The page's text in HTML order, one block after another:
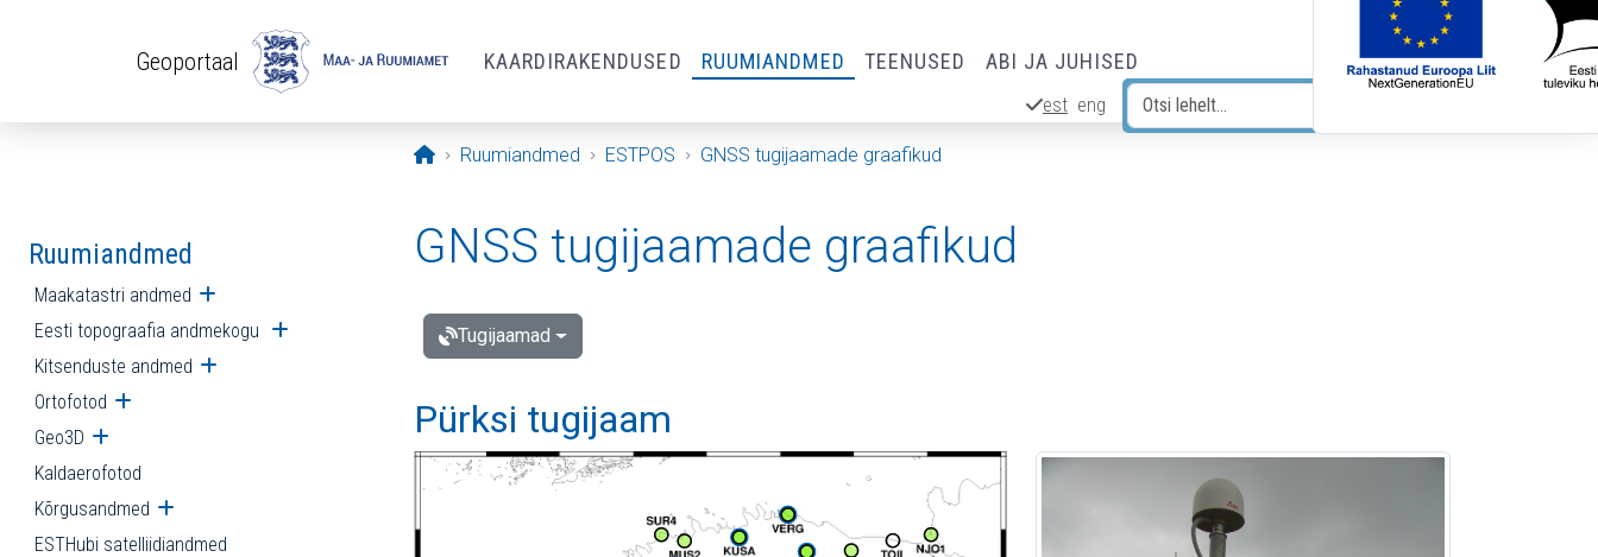
Geoportaal KAARDIRAKENDUSED RUUMIANDMED TEENUSED ABI JA JUHISED
est eng
Avaleht
Ruumiandmed ESTPOS GNSS tugijaamade graafikud
Ruumiandmed
Maakatastri andmed Ava alammenüü
Eesti topograafia andmekogu Ava alammenüü
Kitsenduste andmed Ava alammenüü
Ortofotod Ava alammenüü
Geo3D Ava alammenüü
Kaldaerofotod
Kõrgusandmed Ava alammenüü
ESTHubi satelliidiandmed
GNSS tugijaamade graafikud
Tugijaamad
Pürksi tugijaam